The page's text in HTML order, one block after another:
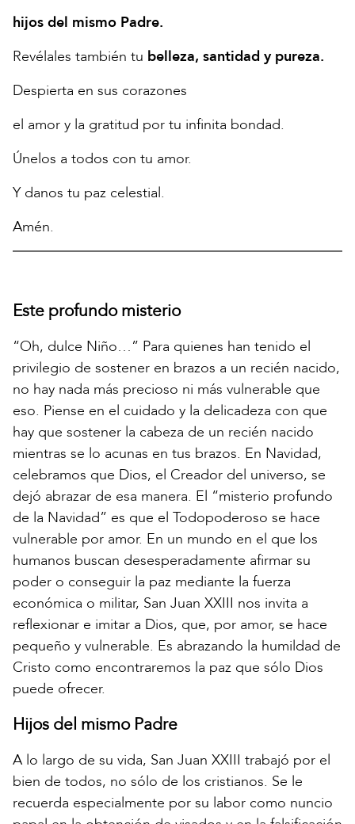
hijos del mismo Padre.
Revélales también tu belleza, santidad y pureza.
Despierta en sus corazones
el amor y la gratitud por tu infinita bondad.
Únelos a todos con tu amor.
Y danos tu paz celestial.
Amén.
Este profundo misterio
“Oh, dulce Niño…” Para quienes han tenido el
privilegio de sostener en brazos a un recién nacido,
no hay nada más precioso ni más vulnerable que
eso. Piense en el cuidado y la delicadeza con que
hay que sostener la cabeza de un recién nacido
mientras se lo acunas en tus brazos. En Navidad,
celebramos que Dios, el Creador del universo, se
dejó abrazar de esa manera. El “misterio profundo
de la Navidad” es que el Todopoderoso se hace
vulnerable por amor. En un mundo en el que los
humanos buscan desesperadamente afirmar su
poder o conseguir la paz mediante la fuerza
económica o militar, San Juan XXIII nos invita a
reflexionar e imitar a Dios, que, por amor, se hace
pequeño y vulnerable. Es abrazando la humildad de
Cristo como encontraremos la paz que sólo Dios
puede ofrecer.
Hijos del mismo Padre
A lo largo de su vida, San Juan XXIII trabajó por el
bien de todos, no sólo de los cristianos. Se le
recuerda especialmente por su labor como nuncio